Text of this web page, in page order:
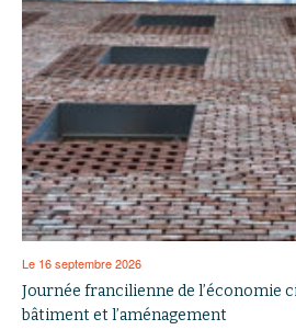
Le 16 septembre 2026
Journée francilienne de l’économie
bâtiment et l’aménagement